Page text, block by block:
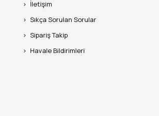
İletişim
Sıkça Sorulan Sorular
Sipariş Takip
Havale Bildirimleri